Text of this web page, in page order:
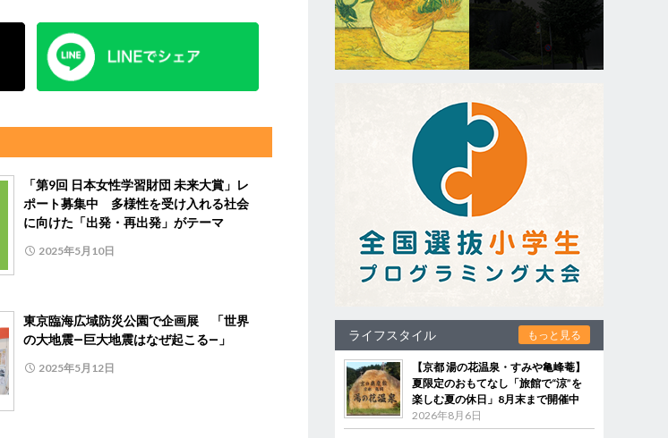
「第9回 日本女性学習財団 未来大賞」レ
ポート募集中 多様性を受け入れる社会
に向けた「出発・再出発」がテーマ
2025年5月10日
東京臨海広域防災公園で企画展 「世界
の大地震―巨大地震はなぜ起こる―」
2025年5月12日
ライフスタイル もっと見る
【京都 湯の花温泉・すみや亀峰菴】
夏限定のおもてなし「旅館で“涼”を
楽しむ夏の休日」8月末まで開催中
2026年8月6日